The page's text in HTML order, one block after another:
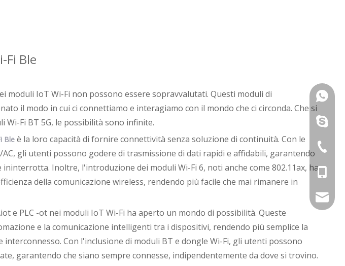
Fi Ble
moduli IoT Wi-Fi non possono essere sopravvalutati. Questi moduli di
il modo in cui ci connettiamo e interagiamo con il mondo che ci circonda. Che si
Wi-Fi BT 5G, le possibilità sono infinite.
Ble è la loro capacità di fornire connettività senza soluzione di continuità. Con le
gli utenti possono godere di trasmissione di dati rapidi e affidabili, garantendo
Inoltre, l'introduzione dei moduli Wi-Fi 6, noti anche come 802.11ax, ha
della comunicazione wireless, rendendo più facile che mai rimanere in
e PLC -ot nei moduli IoT Wi-Fi ha aperto un mondo di possibilità. Queste
e la comunicazione intelligenti tra i dispositivi, rendendo più semplice la
Con l'inclusione di moduli BT e dongle Wi-Fi, gli utenti possono
garantendo che siano sempre connesse, indipendentemente da dove si trovino.
Joe:
Kathy:
Joe:
Kathy:
+ 86-
David:
Kathy: